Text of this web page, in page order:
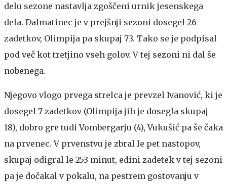
delu sezone nastavlja zgoščeni urnik jesenskega
dela. Dalmatinec je v prejšnji sezoni dosegel 26
zadetkov, Olimpija pa skupaj 73. Tako se je podpisal
pod več kot tretjino vseh golov. V tej sezoni ni dal še
nobenega.
Njegovo vlogo prvega strelca je prevzel Ivanović, ki je
dosegel 7 zadetkov (Olimpija jih je dosegla skupaj
18), dobro gre tudi Vombergarju (4), Vukušić pa še čaka
na prvenec. V prvenstvu je zbral le pet nastopov,
skupaj odigral le 253 minut, edini zadetek v tej sezoni
pa je dočakal v pokalu, na pestrem gostovanju v